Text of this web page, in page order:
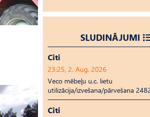
SLUDINĀJUMI
Citi
23:25, 2. Aug, 2026
Veco mēbeļu u.c. lietu
utilizācija/izvešana/pārvešana
Citi